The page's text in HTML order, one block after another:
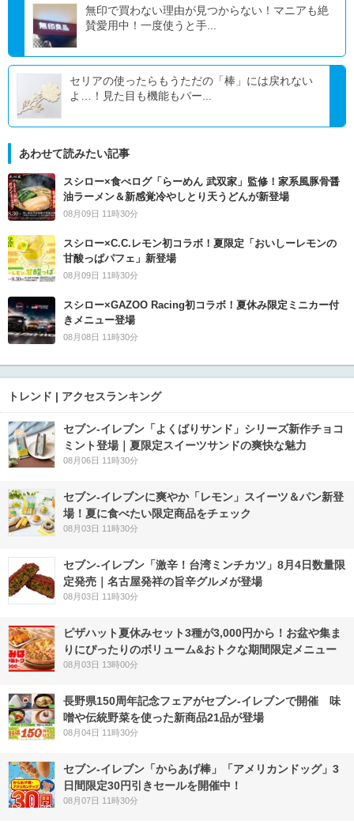
無印で買わない理由が見つからない！マニアも絶
賛愛用中！一度使うと手...
セリアの使ったらもうただの「棒」には戻れない
よ…！見た目も機能もパー...
あわせて読みたい記事
スシロー×食べログ「らーめん 武双家」監修！家系風豚骨醤
油ラーメン＆新感覚冷やしとり天うどんが新登場
08月09日 11時30分
スシロー×C.C.レモン初コラボ！夏限定「おいしーレモンの
甘酸っぱパフェ」新登場
08月09日 11時30分
スシロー×GAZOO Racing初コラボ！夏休み限定ミニカー付
きメニュー登場
08月08日 11時30分
トレンド | アクセスランキング
セブン‐イレブン「よくばりサンド」シリーズ新作チョコ
ミント登場｜夏限定スイーツサンドの爽快な魅力
08月06日 11時30分
セブン‐イレブンに爽やか「レモン」スイーツ＆パン新登
場！夏に食べたい限定商品をチェック
08月03日 11時30分
セブン-イレブン「激辛！台湾ミンチカツ」8月4日数量限
定発売｜名古屋発祥の旨辛グルメが登場
08月03日 11時30分
ピザハット夏休みセット3種が3,000円から！お盆や集ま
りにぴったりのボリューム&おトクな期間限定メニュー
08月03日 13時00分
長野県150周年記念フェアがセブン-イレブンで開催 味
噌や伝統野菜を使った新商品21品が登場
08月04日 11時30分
セブン‐イレブン「からあげ棒」「アメリカンドッグ」3
日間限定30円引きセールを開催中！
08月07日 11時30分